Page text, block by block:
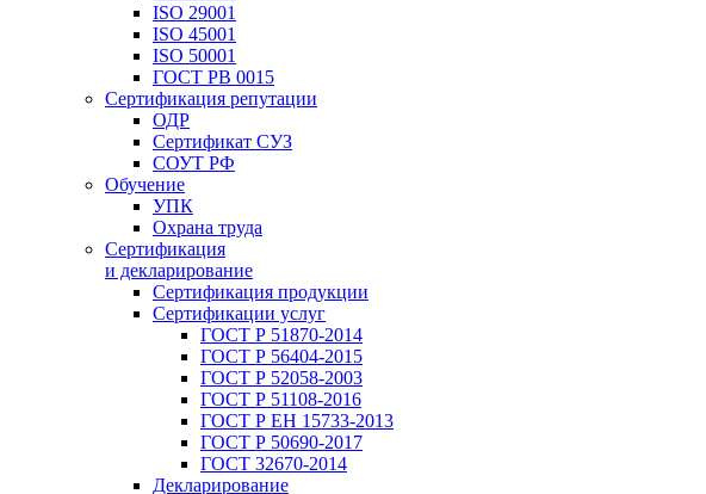
ISO 29001
ISO 45001
ISO 50001
ГОСТ РВ 0015
Сертификация репутации
ОДР
Сертификат СУЗ
СОУТ РФ
Обучение
УПК
Охрана труда
Сертификация
и декларирование
Сертификация продукции
Сертификации услуг
ГОСТ Р 51870-2014
ГОСТ Р 56404-2015
ГОСТ Р 52058-2003
ГОСТ Р 51108-2016
ГОСТ Р ЕН 15733-2013
ГОСТ Р 50690-2017
ГОСТ 32670-2014
Декларирование